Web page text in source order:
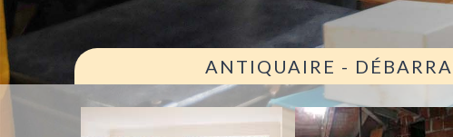
ANTIQUAIRE -